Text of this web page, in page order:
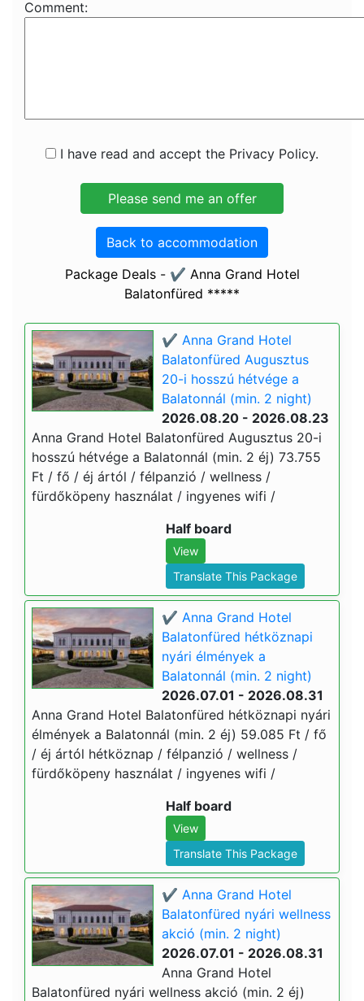
Comment:
I have read and accept the Privacy Policy.
Back to accommodation
Package Deals - ✔️ Anna Grand Hotel
Balatonfüred *****
✔️ Anna Grand Hotel
Balatonfüred Augusztus
20-i hosszú hétvége a
Balatonnál (min. 2 night)
2026.08.20 - 2026.08.23
Anna Grand Hotel Balatonfüred Augusztus 20-i
hosszú hétvége a Balatonnál (min. 2 éj) 73.755
Ft / fő / éj ártól / félpanzió / wellness /
fürdőköpeny használat / ingyenes wifi /
Half board
View
Translate This Package
✔️ Anna Grand Hotel
Balatonfüred hétköznapi
nyári élmények a
Balatonnál (min. 2 night)
2026.07.01 - 2026.08.31
Anna Grand Hotel Balatonfüred hétköznapi nyári
élmények a Balatonnál (min. 2 éj) 59.085 Ft / fő
/ éj ártól hétköznap / félpanzió / wellness /
fürdőköpeny használat / ingyenes wifi /
Half board
View
Translate This Package
✔️ Anna Grand Hotel
Balatonfüred nyári wellness
akció (min. 2 night)
2026.07.01 - 2026.08.31
Anna Grand Hotel
Balatonfüred nyári wellness akció (min. 2 éj)